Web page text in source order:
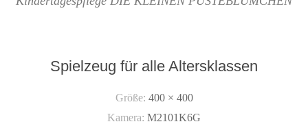
Spielzeug für alle Altersklassen
Größe: 400 × 400
Kamera: M2101K6G